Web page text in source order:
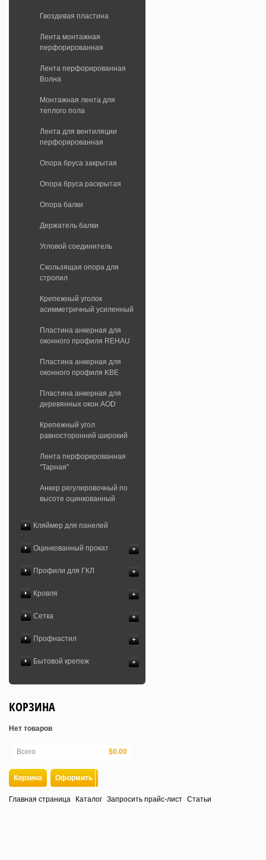
Гвоздевая пластина
Лента монтажная
перфорированная
Лента перфорированная
Волна
Монтажная лента для
теплого пола
Лента для вентиляции
перфорированная
Опора бруса закрытая
Опора бруса раскрытая
Опора балки
Держатель балки
Угловой соединитель
Скользящая опора для
стропил
Крепежный уголок
асимметричный усиленный
Пластина анкерная для
оконного профиля REHAU
Пластина анкерная для
оконного профиля KBE
Пластина анкерная для
деревянных окон AOD
Крепежный угол
равносторонний широкий
Лента перфорированная
"Тарная"
Анкер регулировочный по
высоте оцинкованный
Кляймер для панелей
Оцинкованный прокат
Профили для ГКЛ
Кровля
Сетка
Профнастил
Бытовой крепеж
КОРЗИНА
Нет товаров
Всего $0.00
Корзина Оформить
Главная страница Каталог Запросить прайс-лист Статьи